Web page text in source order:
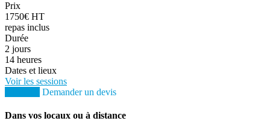
Prix
1750€ HT
repas inclus
Durée
2 jours
14 heures
Dates et lieux
Voir les sessions
Demander un devis
Dans vos locaux ou à distance